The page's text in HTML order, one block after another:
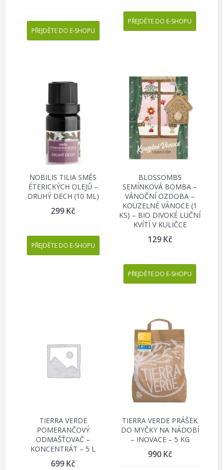
PŘEJDĚTE DO E-SHOPU
PŘEJDĚTE DO E-SHOPU
NOBILIS TILIA SMĚS
ÉTERICKÝCH OLEJŮ –
DRUHÝ DECH (10 ML)
299 Kč
PŘEJDĚTE DO E-SHOPU
BLOSSOMBS
SEMÍNKOVÁ BOMBA –
VÁNOČNÍ OZDOBA –
KOUZELNÉ VÁNOCE (1
KS) – BIO DIVOKÉ LUČNÍ
KVÍTÍ V KULIČCE
129 Kč
PŘEJDĚTE DO E-SHOPU
TIERRA VERDE
POMERANČOVÝ
ODMAŠŤOVAČ –
KONCENTRÁT – 5 L
699 Kč
TIERRA VERDE PRÁŠEK
DO MYČKY NA NÁDOBÍ
– INOVACE – 5 KG
990 Kč